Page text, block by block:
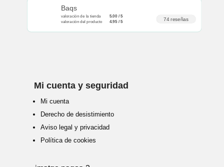
Baqs
valoración de la tienda 5.00 / 5
valoración del producto 4.95 / 5 74 reseñas
Mi cuenta y seguridad
Mi cuenta
Derecho de desistimiento
Aviso legal y privacidad
Política de cookies